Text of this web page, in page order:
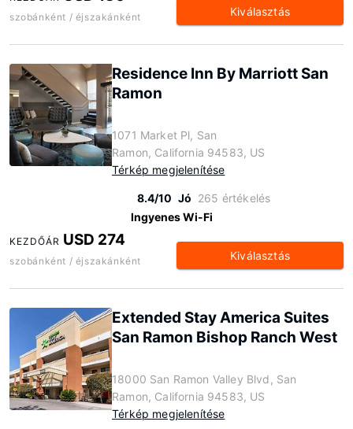
szobánként / éjszakánként Kiválasztás
Residence Inn By Marriott San
Ramon
1071 Market Pl, San
Ramon, California 94583, US
Térkép megjelenítése
8.4/10 Jó 265 értékelés
Ingyenes Wi-Fi
KEZDŐÁR USD 274
szobánként / éjszakánként Kiválasztás
Extended Stay America Suites
San Ramon Bishop Ranch West
18000 San Ramon Valley Blvd, San
Ramon, California 94583, US
Térkép megjelenítése